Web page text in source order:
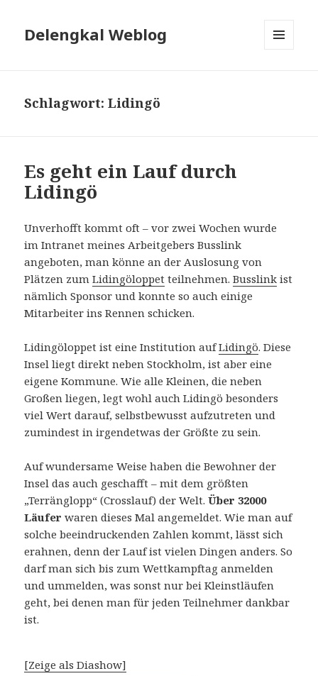
Delengkal Weblog
Schlagwort:Lidingö
Es geht ein Lauf durch
Lidingö
Unverhofft kommt oft – vor zwei Wochen wurde
im Intranet meines Arbeitgebers Busslink
angeboten, man könne an der Auslosung von
Plätzen zumLidingöloppet teilnehmen.Busslink ist
nämlich Sponsor und konnte so auch einige
Mitarbeiter ins Rennen schicken.
Lidingöloppet ist eine Institution aufLidingö. Diese
Insel liegt direkt neben Stockholm, ist aber eine
eigene Kommune. Wie alle Kleinen, die neben
Großen liegen, legt wohl auch Lidingö besonders
viel Wert darauf, selbstbewusst aufzutreten und
zumindest in irgendetwas der Größte zu sein.
Auf wundersame Weise haben die Bewohner der
Insel das auch geschafft – mit dem größten
„Terränglopp“ (Crosslauf) der Welt.Über 32000
Läufer waren dieses Mal angemeldet. Wie man auf
solche beeindruckenden Zahlen kommt, lässt sich
erahnen, denn der Lauf ist vielen Dingen anders. So
darf man sich bis zum Wettkampftag anmelden
und ummelden, was sonst nur bei Kleinstläufen
geht, bei denen man für jeden Teilnehmer dankbar
ist.
[Zeige als Diashow]